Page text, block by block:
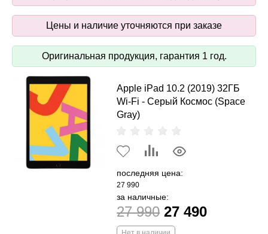
Цены и наличие уточняются при заказе
Оригинальная продукция, гарантия 1 год.
Apple iPad 10.2 (2019) 32ГБ
Wi-Fi - Серый Космос (Space
Gray)
последняя цена:
27 990
за наличные:
27 990 27 490